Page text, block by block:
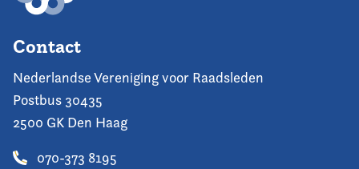
Contact
Nederlandse Vereniging voor Raadsleden
Postbus 30435
2500 GK Den Haag
070-373 8195